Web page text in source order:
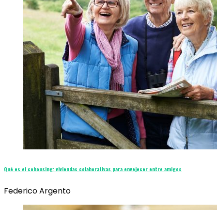
Qué es el cohousing: viviendas colaborativas para envejecer entre amigos
Federico Argento